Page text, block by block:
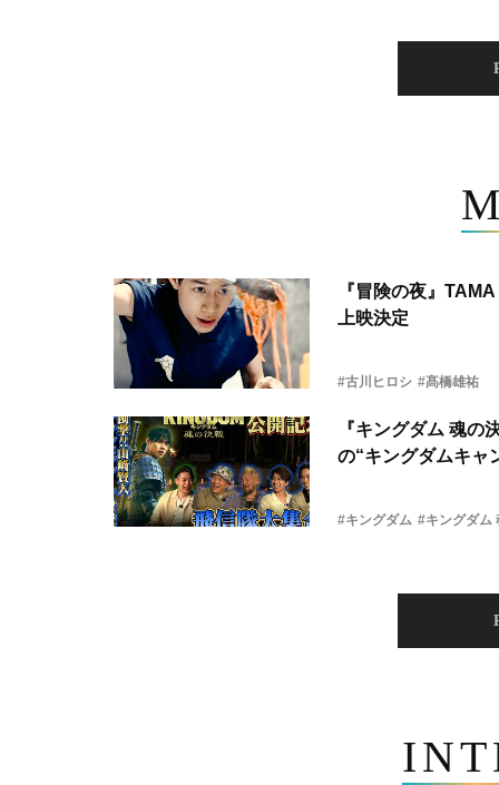
『冒険の夜』
上映決定
#古川ヒロシ #髙橋雄祐
『キングダム 魂の
の“キングダムキャ
#キングダム #キングダム